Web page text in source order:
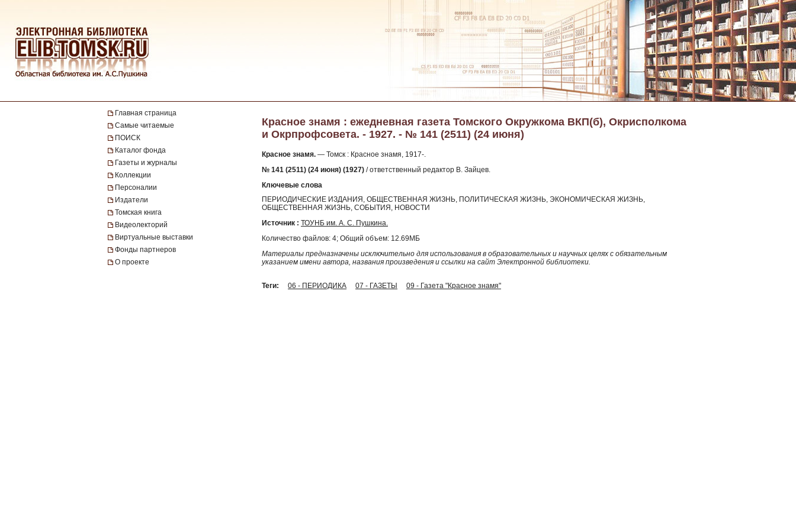
Главная страница
Самые читаемые
ПОИСК
Каталог фонда
Газеты и журналы
Коллекции
Персоналии
Издатели
Томская книга
Видеолекторий
Виртуальные выставки
Фонды партнеров
О проекте
Красное знамя : ежедневная газета Томского Окружкома ВКП(б), Окрисполкома
и Окрпрофсовета. - 1927. - № 141 (2511) (24 июня)
Красное знамя. — Томск : Красное знамя, 1917-.
№ 141 (2511) (24 июня) (1927) / ответственный редактор В. Зайцев.
Ключевые слова
ПЕРИОДИЧЕСКИЕ ИЗДАНИЯ, ОБЩЕСТВЕННАЯ ЖИЗНЬ, ПОЛИТИЧЕСКАЯ ЖИЗНЬ, ЭКОНОМИЧЕСКАЯ ЖИЗНЬ,
ОБЩЕСТВЕННАЯ ЖИЗНЬ, СОБЫТИЯ, НОВОСТИ
Источник : ТОУНБ им. А. С. Пушкина.
Количество файлов: 4; Общий объем: 12.69МБ
Материалы предназначены исключительно для использования в образовательных и научных целях с обязательным
указанием имени автора, названия произведения и ссылки на сайт Электронной библиотеки.
Теги: 06 - ПЕРИОДИКА 07 - ГАЗЕТЫ 09 - Газета "Красное знамя"